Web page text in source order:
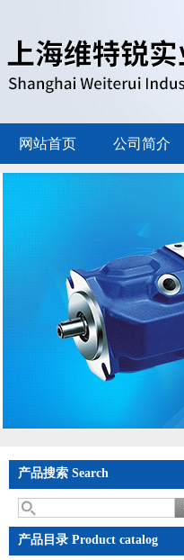
网站首页 公司简介
产品搜索 Search
产品目录 Product catalog